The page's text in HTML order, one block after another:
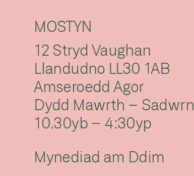
MOSTYN
12 Stryd Vaughan
Llandudno LL30 1AB
Amseroedd Agor
Dydd Mawrth – Sadwrn
10.30yb – 4:30yp
Mynediad am Ddim